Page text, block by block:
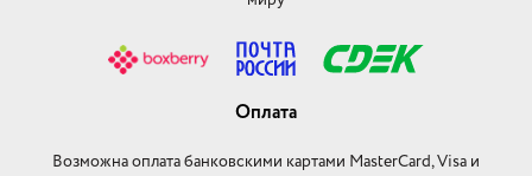
Оплата
Возможна оплата банковскими картами MasterCard, Visa и